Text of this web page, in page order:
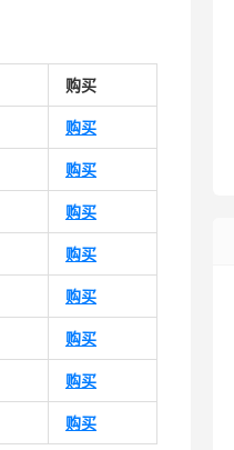
购买
购买
购买
购买
购买
购买
购买
购买
购买